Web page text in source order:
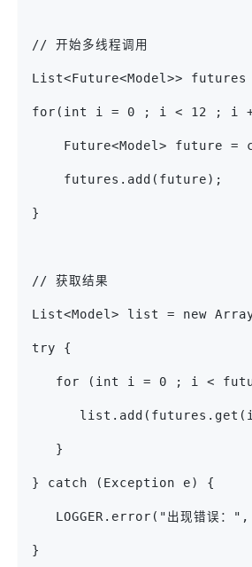
// 开始多线程调用
List<Future<Model>>
for(int i = 0 ; i < 12 ; i
Future<Model> future =
    futures.add(future);
}
// 获取结果
List<Model> list = new
try {
for (int i = 0 ; i <
   }
} catch (Exception e) {
LOGGER.error("出现错误：",
}